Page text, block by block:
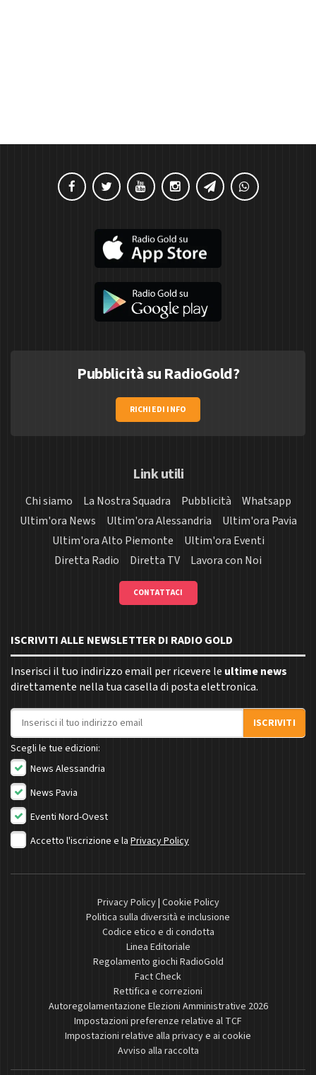
Pubblicità su RadioGold?
RICHIEDI INFO
Link utili
Chi siamo La Nostra Squadra Pubblicità
Whatsapp
Ultim'ora News
Ultim'ora Alessandria
Ultim'ora Pavia
Ultim'ora Alto Piemonte
Ultim'ora Eventi
Diretta Radio
Diretta TV Lavora con Noi
CONTATTACI
ISCRIVITI ALLE NEWSLETTER DI RADIO GOLD
Inserisci il tuo indirizzo email per ricevere le ultime news
direttamente nella tua casella di posta elettronica.
Indirizzo email
ISCRIVITI
Scegli le tue edizioni:
News Alessandria
News Pavia
Eventi Nord-Ovest
Accetto l'iscrizione e la Privacy Policy
Privacy Policy| Cookie Policy
Politica sulla diversità e inclusione
Codice etico e di condotta
Linea Editoriale
Regolamento giochi RadioGold
Fact Check
Rettifica e correzioni
Autoregolamentazione Elezioni Amministrative 2026
Impostazioni preferenze relative al TCF
Impostazioni relative alla privacy e ai cookie
Avviso alla raccolta